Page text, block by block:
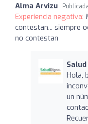
Alma Arvizu
Experiencia negativa:
contestan... siempre
no contestan
Hola,
un